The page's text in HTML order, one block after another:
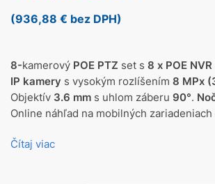
(936,88 € bez DPH)
8-kamerový POE PTZ set s 8 x POE NVR
IP kamery s vysokým rozlíšením 8 MPx
Objektív 3.6 mm s uhlom záberu 90°.
Online náhľad na mobilných zariadeniach
Čítaj viac